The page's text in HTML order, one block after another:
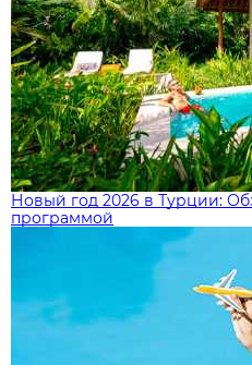
Новый год 2026 в Турции:
программой